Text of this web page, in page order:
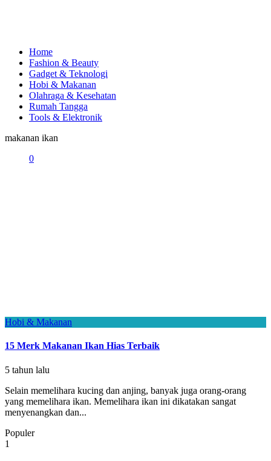
Home
Fashion & Beauty
Gadget & Teknologi
Hobi & Makanan
Olahraga & Kesehatan
Rumah Tangga
Tools & Elektronik
makanan ikan
0
Hobi & Makanan
15 Merk Makanan Ikan Hias Terbaik
5 tahun lalu
Selain memelihara kucing dan anjing, banyak juga orang-orang
yang memelihara ikan. Memelihara ikan ini dikatakan sangat
menyenangkan dan...
Populer
1